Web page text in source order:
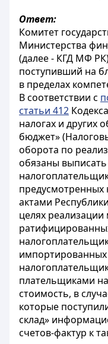
Ответ:
Комитет
Министерства
(далее - КГД МФ
поступивший на
в пределах
В соответствии с
статьи 412
налогах и других
бюджет»
оборота по
обязаны выписать
актами
целях
импортированных
плательщиками
стоимость, в
которые
склад»
счетов-фактур к